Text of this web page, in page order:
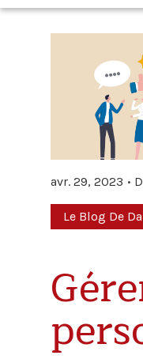
avr. 29, 2023
Le Blog De